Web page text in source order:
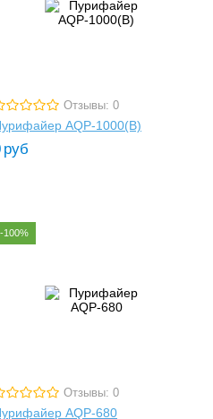
Отзывы: 0
AQP-1000(B)
руб
-100%
Отзывы: 0
AQP-680